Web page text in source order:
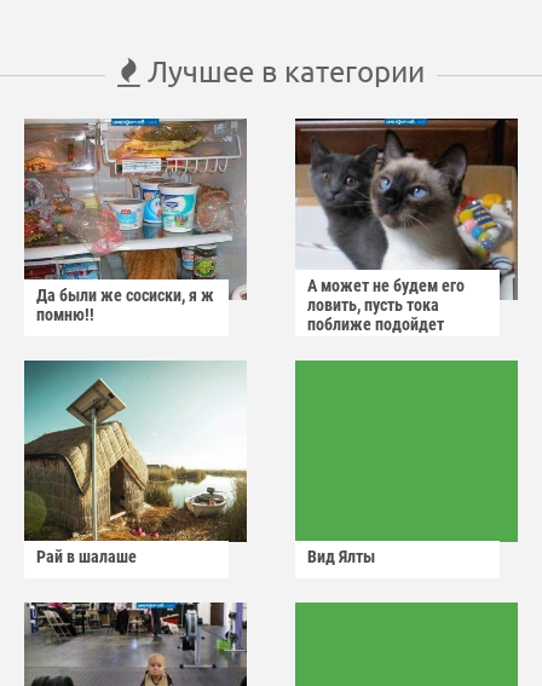
Лучшее в категории
Да были же сосиски, я ж
помню!!
А может не будем его
ловить, пусть тока
поближе подойдет
Рай в шалаше Вид Ялты